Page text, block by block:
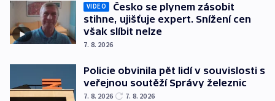
VIDEO
Česko se plynem zásobit
stihne, ujišťuje expert. Snížení cen
však slíbit nelze
7. 8. 2026
Policie obvinila pět lidí v souvislosti s
veřejnou soutěží Správy železnic
7. 8. 2026 7. 8. 2026